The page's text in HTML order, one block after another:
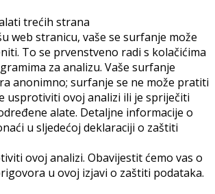
trećih strana
web stranicu, vaše se surfanje može
To se prvenstveno radi s kolačićima
za analizu. Vaše surfanje
anonimno; surfanje se ne može pratiti
usprotiviti ovoj analizi ili je spriječiti
alate. Detaljne informacije o
u sljedećoj deklaraciji o zaštiti
ovoj analizi. Obavijestit ćemo vas o
u ovoj izjavi o zaštiti podataka.